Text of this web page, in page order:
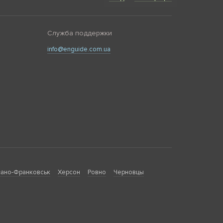
Служба поддержки
info@enguide.com.ua
Франковськ Херсон Ровно
Черновцы